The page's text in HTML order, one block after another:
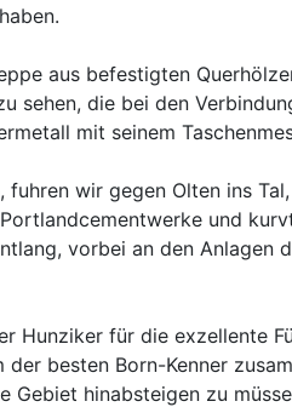
aus befestigten
sehen, die bei den
mit seinem
fuhren wir gegen Olten ins
und
vorbei an den
Hunziker für die exzellente
besten Born-Kenner
Gebiet hinabsteigen zu